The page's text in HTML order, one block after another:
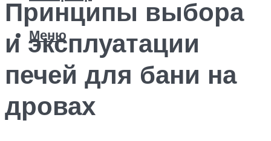
Меню
Принципы выбора
и эксплуатации
печей для бани на
дровах